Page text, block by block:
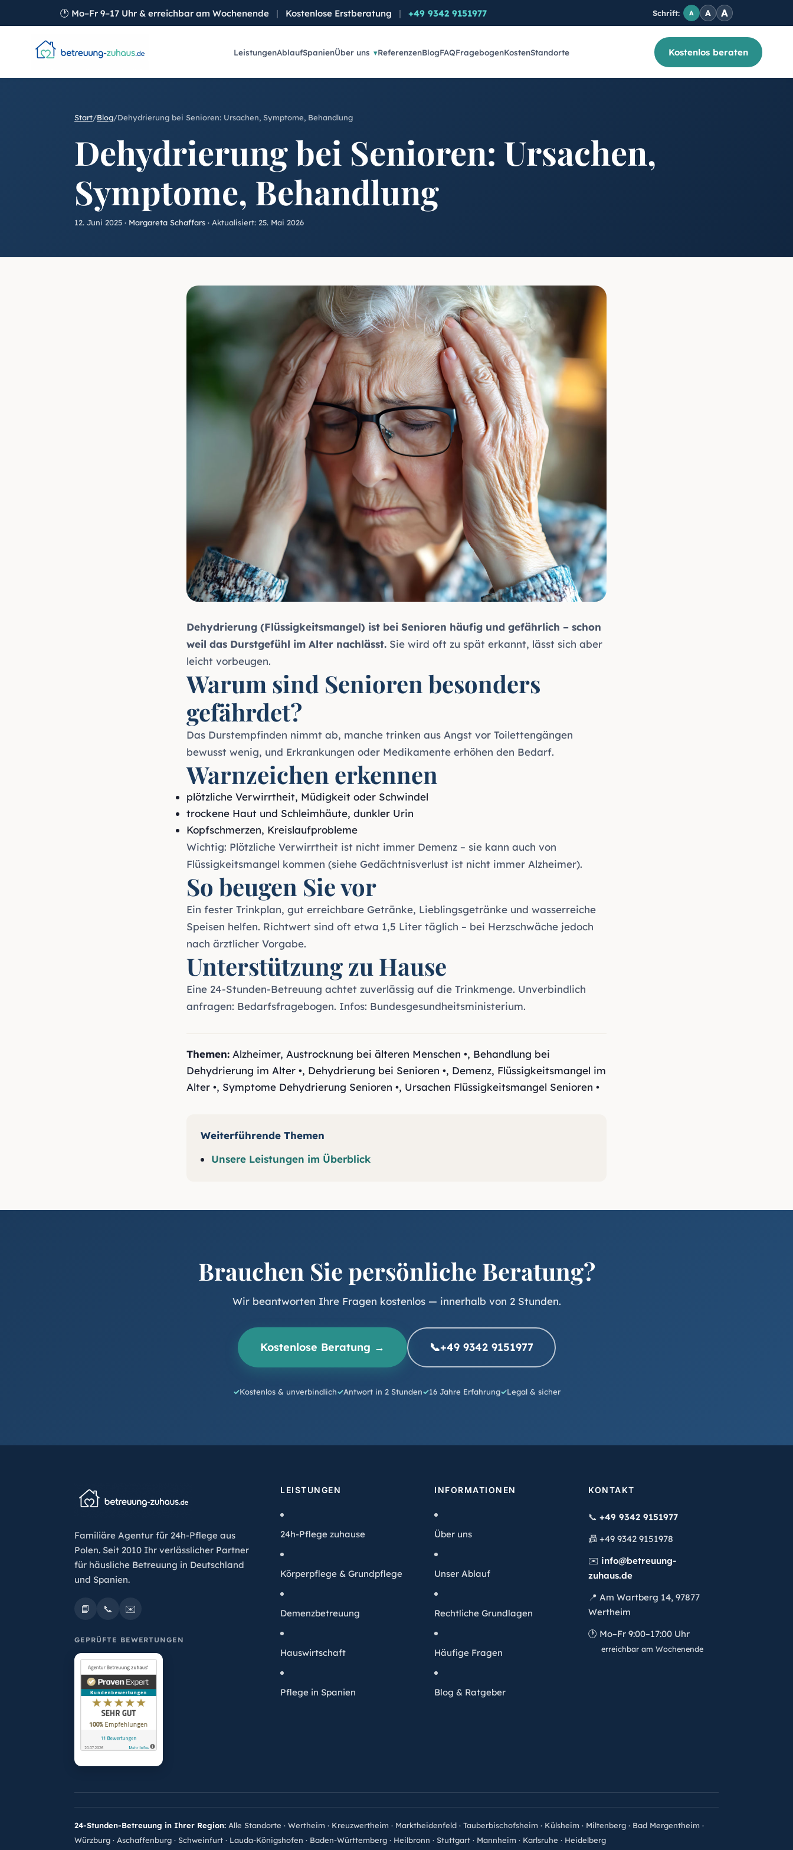
🕐 Mo–Fr 9–17 Uhr & erreichbar am Wochenende | Kostenlose Erstberatung | +49 9342 9151977 Schrift: A A A
LeistungenAblaufSpanienÜber uns ReferenzenBlogFAQFragebogenKostenStandorte Kostenlos beraten
Start/Blog/Dehydrierung bei Senioren: Ursachen, Symptome, Behandlung
Dehydrierung bei Senioren: Ursachen,
Symptome, Behandlung
12. Juni 2025 · Margareta Schaffars · Aktualisiert: 25. Mai 2026
Dehydrierung (Flüssigkeitsmangel) ist bei Senioren häufig und gefährlich – schon
weil das Durstgefühl im Alter nachlässt. Sie wird oft zu spät erkannt, lässt sich aber
leicht vorbeugen.
Warum sind Senioren besonders
gefährdet?
Das Durstempfinden nimmt ab, manche trinken aus Angst vor Toilettengängen
bewusst wenig, und Erkrankungen oder Medikamente erhöhen den Bedarf.
Warnzeichen erkennen
plötzliche Verwirrtheit, Müdigkeit oder Schwindel
trockene Haut und Schleimhäute, dunkler Urin
Kopfschmerzen, Kreislaufprobleme
Wichtig: Plötzliche Verwirrtheit ist nicht immer Demenz – sie kann auch von
Flüssigkeitsmangel kommen (siehe Gedächtnisverlust ist nicht immer Alzheimer).
So beugen Sie vor
Ein fester Trinkplan, gut erreichbare Getränke, Lieblingsgetränke und wasserreiche
Speisen helfen. Richtwert sind oft etwa 1,5 Liter täglich – bei Herzschwäche jedoch
nach ärztlicher Vorgabe.
Unterstützung zu Hause
Eine 24-Stunden-Betreuung achtet zuverlässig auf die Trinkmenge. Unverbindlich
anfragen: Bedarfsfragebogen. Infos: Bundesgesundheitsministerium.
Themen: Alzheimer, Austrocknung bei älteren Menschen •, Behandlung bei
Dehydrierung im Alter •, Dehydrierung bei Senioren •, Demenz, Flüssigkeitsmangel im
Alter •, Symptome Dehydrierung Senioren •, Ursachen Flüssigkeitsmangel Senioren •
Weiterführende Themen
Unsere Leistungen im Überblick
Brauchen Sie persönliche Beratung?
Wir beantworten Ihre Fragen kostenlos — innerhalb von 2 Stunden.
Kostenlose Beratung → 📞+49 9342 9151977
Kostenlos & unverbindlich Antwort in 2 Stunden 16 Jahre Erfahrung Legal & sicher
Familiäre Agentur für 24h-Pflege aus
Polen. Seit 2010 Ihr verlässlicher Partner
für häusliche Betreuung in Deutschland
und Spanien.
📘 📞 ✉️
GEPRÜFTE BEWERTUNGEN
LEISTUNGEN
24h-Pflege zuhause
Körperpflege & Grundpflege
Demenzbetreuung
Hauswirtschaft
Pflege in Spanien
INFORMATIONEN
Über uns
Unser Ablauf
Rechtliche Grundlagen
Häufige Fragen
Blog & Ratgeber
KONTAKT
📞 +49 9342 9151977
📠 +49 9342 9151978
✉️ info@betreuung-
zuhaus.de
📍 Am Wartberg 14, 97877
Wertheim
🕐 Mo–Fr 9:00–17:00 Uhr
erreichbar am Wochenende
24-Stunden-Betreuung in Ihrer Region: Alle Standorte · Wertheim · Kreuzwertheim · Marktheidenfeld · Tauberbischofsheim · Külsheim · Miltenberg · Bad Mergentheim ·
Würzburg · Aschaffenburg · Schweinfurt · Lauda-Königshofen · Baden-Württemberg · Heilbronn · Stuttgart · Mannheim · Karlsruhe · Heidelberg